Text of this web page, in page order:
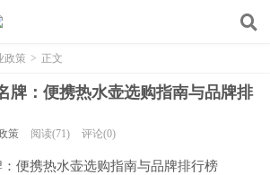
政策 > 正文
牌：便携热水壶选购指南与品牌排
策 阅读(71) 评论(0)
便携热水壶选购指南与品牌排行榜